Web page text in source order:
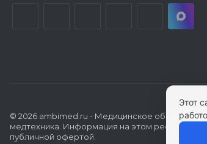
© 2026 ambimed.ru - Медицинское
медтехника. Информация на этом ресурсе не
публичной офертой.
Этот